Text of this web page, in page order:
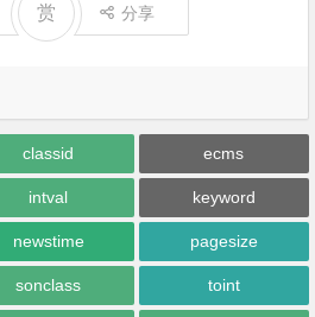
赏 分享
classid ecms
intval keyword
newstime pagesize
sonclass toint